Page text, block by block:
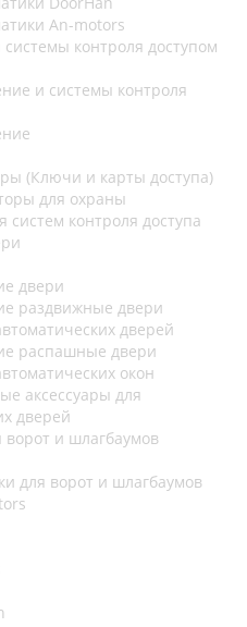
An-motors
контроля доступом
и системы контроля
(Ключи и карты доступа)
для охраны
систем контроля доступа
двери
раздвижные двери
дверей
распашные двери
окон
аксессуары для
дверей
ворот и шлагбаумов
для ворот и шлагбаумов